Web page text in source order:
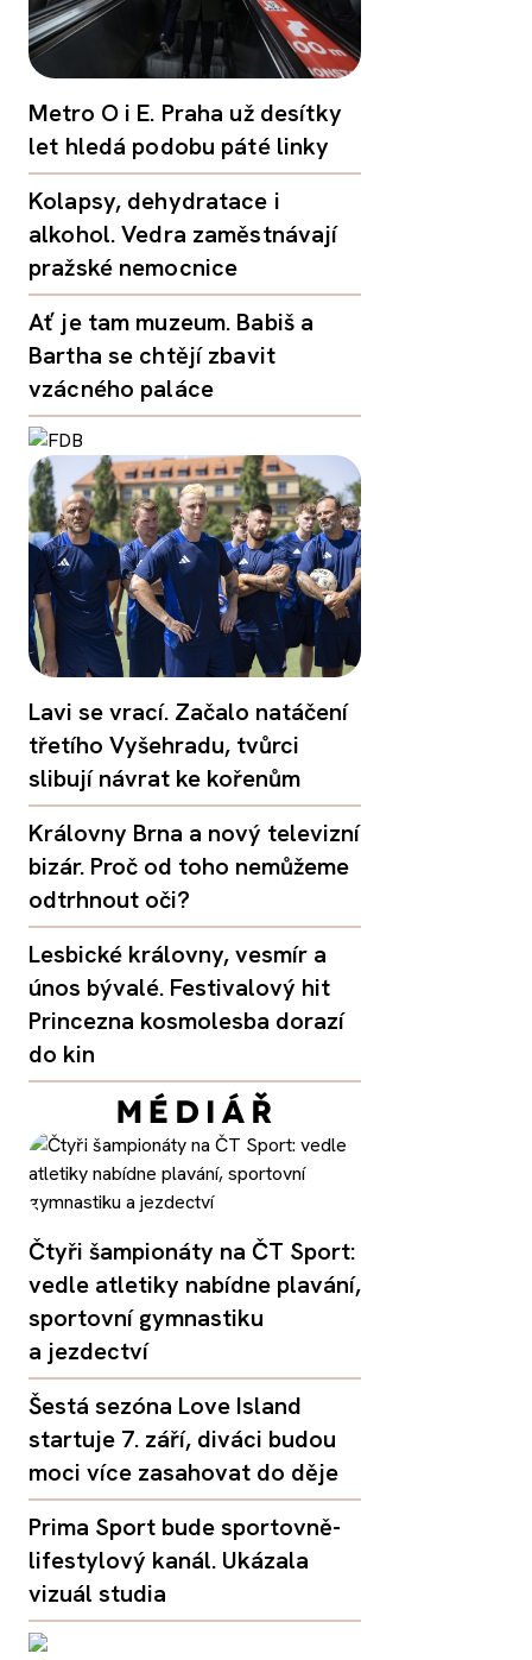
Metro O i E. Praha už desítky
let hledá podobu páté linky
Kolapsy, dehydratace i
alkohol. Vedra zaměstnávají
pražské nemocnice
Ať je tam muzeum. Babiš a
Bartha se chtějí zbavit
vzácného paláce
Lavi se vrací. Začalo natáčení
třetího Vyšehradu, tvůrci
slibují návrat ke kořenům
Královny Brna a nový televizní
bizár. Proč od toho nemůžeme
odtrhnout oči?
Lesbické královny, vesmír a
únos bývalé. Festivalový hit
Princezna kosmolesba dorazí
do kin
Čtyři šampionáty na ČT Sport:
vedle atletiky nabídne plavání,
sportovní gymnastiku
a jezdectví
Šestá sezóna Love Island
startuje 7. září, diváci budou
moci více zasahovat do děje
Prima Sport bude sportovně-
lifestylový kanál. Ukázala
vizuál studia